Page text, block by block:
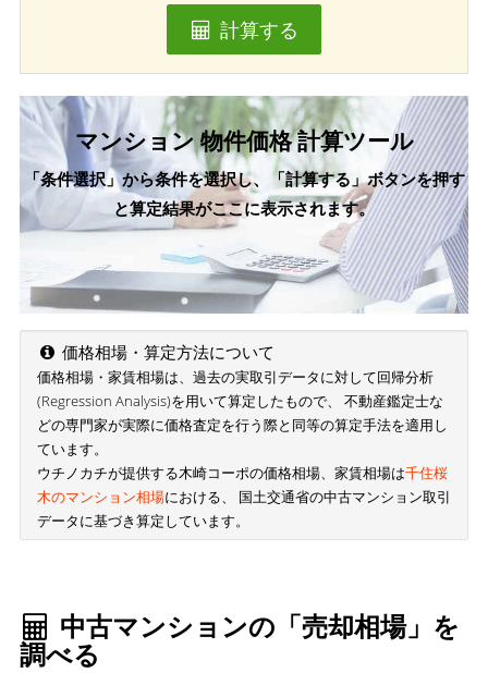
計算する
マンション 物件価格 計算ツール
「条件選択」から条件を選択し、「計算する」ボタンを押す
と算定結果がここに表示されます。
価格相場・算定方法について
価格相場・家賃相場は、過去の実取引データに対して回帰分析
(Regression Analysis)を用いて算定したもので、 不動産鑑定士な
どの専門家が実際に価格査定を行う際と同等の算定手法を適用し
ています。
ウチノカチが提供する木崎コーポの価格相場、家賃相場は千住桜
木のマンション相場における、 国土交通省の中古マンション取引
データに基づき算定しています。
中古マンションの「売却相場」を
調べる